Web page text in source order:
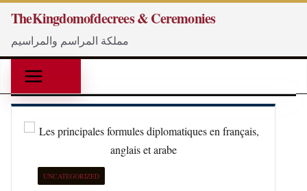
contenu
TheKingdomofdecrees & Ceremonies
مملكة المراسم والمراسيم
UNCATEGORIZED